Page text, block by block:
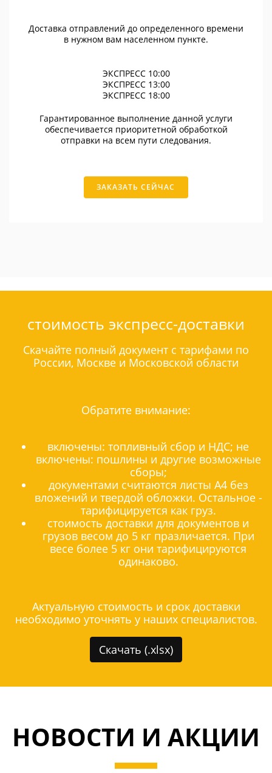
Доставка отправлений до определенного времени
в нужном вам населенном пункте.
ЭКСПРЕСС 10:00
ЭКСПРЕСС 13:00
ЭКСПРЕСС 18:00
Гарантированное выполнение данной услуги
обеспечивается приоритетной обработкой
отправки на всем пути следования.
ЗАКАЗАТЬ СЕЙЧАС
стоимость экспресс-доставки
Скачайте полный документ с тарифами по
России, Москве и Московской области
Обратите внимание:
включены: топливный сбор и НДС; не
включены: пошлины и другие возможные
сборы;
документами считаются листы А4 без
вложений и твердой обложки. Остальное -
тарифицируется как груз.
стоимость доставки для документов и
грузов весом до 5 кг празличается. При
весе более 5 кг они тарифицируются
одинаково.
Актуальную стоимость и срок доставки
необходимо уточнять у наших специалистов.
Скачать (.xlsx)
НОВОСТИ И АКЦИИ